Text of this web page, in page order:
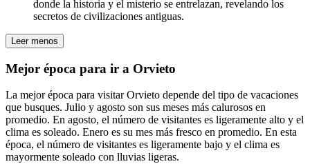
donde la historia y el misterio se entrelazan, revelando los
secretos de civilizaciones antiguas.
Leer menos
Mejor época para ir a Orvieto
La mejor época para visitar Orvieto depende del tipo de vacaciones
que busques. Julio y agosto son sus meses más calurosos en
promedio. En agosto, el número de visitantes es ligeramente alto y el
clima es soleado. Enero es su mes más fresco en promedio. En esta
época, el número de visitantes es ligeramente bajo y el clima es
mayormente soleado con lluvias ligeras.